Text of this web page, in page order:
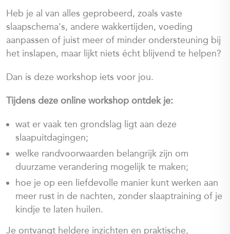
Heb je al van alles geprobeerd, zoals vaste
slaapschema's, andere wakkertijden, voeding
aanpassen of juist meer of minder ondersteuning bij
het inslapen, maar lijkt niets écht blijvend te helpen?
Dan is deze workshop iets voor jou.
Tijdens deze online workshop ontdek je:
wat er vaak ten grondslag ligt aan deze
slaapuitdagingen;
welke randvoorwaarden belangrijk zijn om
duurzame verandering mogelijk te maken;
hoe je op een liefdevolle manier kunt werken aan
meer rust in de nachten, zonder slaaptraining of je
kindje te laten huilen.
Je ontvangt heldere inzichten en praktische,